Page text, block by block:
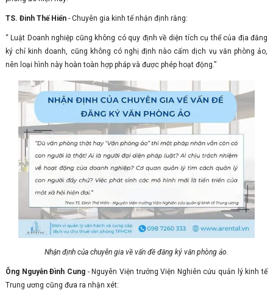
TS. Đinh Thế Hiển- Chuyên gia kinh tế nhận định rằng:
“ Luật Doanh nghiệp cũng không có quy định về diện tích cụ thể của địa đăng
ký chỉ kinh doanh, cũng không có nghị định nào cấm dịch vụ văn phòng ảo,
nên loại hình này hoàn toàn hợp pháp và được phép hoạt động.”
Nhận định của chuyên gia về vấn đề đăng ký văn phòng ảo.
Ông Nguyễn Đình Cung- Nguyên Viện trưởng Viện Nghiên cứu quản lý kinh tế
Trung ương cũng đưa ra nhận xét: